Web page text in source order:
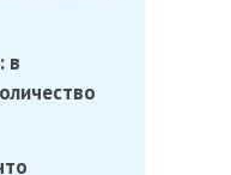
в